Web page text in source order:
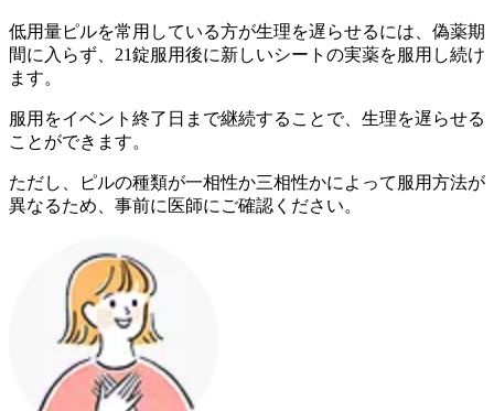
低用量ピルを常用している方が生理を遅らせるには、 偽薬期
間に入らず、21錠服用後に新しいシートの実薬を服用し続け
ます。
服用をイベント終了日まで継続することで、生理を遅らせる
ことができます。
ただし、ピルの種類が一相性か三相性かによって服用方法が
異なるため、事前に医師にご確認ください。